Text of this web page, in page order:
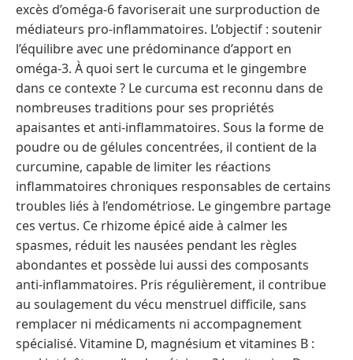
excès d’oméga-6 favoriserait une surproduction de
médiateurs pro-inflammatoires. L’objectif : soutenir
l’équilibre avec une prédominance d’apport en
oméga-3. À quoi sert le curcuma et le gingembre
dans ce contexte ? Le curcuma est reconnu dans de
nombreuses traditions pour ses propriétés
apaisantes et anti-inflammatoires. Sous la forme de
poudre ou de gélules concentrées, il contient de la
curcumine, capable de limiter les réactions
inflammatoires chroniques responsables de certains
troubles liés à l’endométriose. Le gingembre partage
ces vertus. Ce rhizome épicé aide à calmer les
spasmes, réduit les nausées pendant les règles
abondantes et possède lui aussi des composants
anti-inflammatoires. Pris régulièrement, il contribue
au soulagement du vécu menstruel difficile, sans
remplacer ni médicaments ni accompagnement
spécialisé. Vitamine D, magnésium et vitamines B :